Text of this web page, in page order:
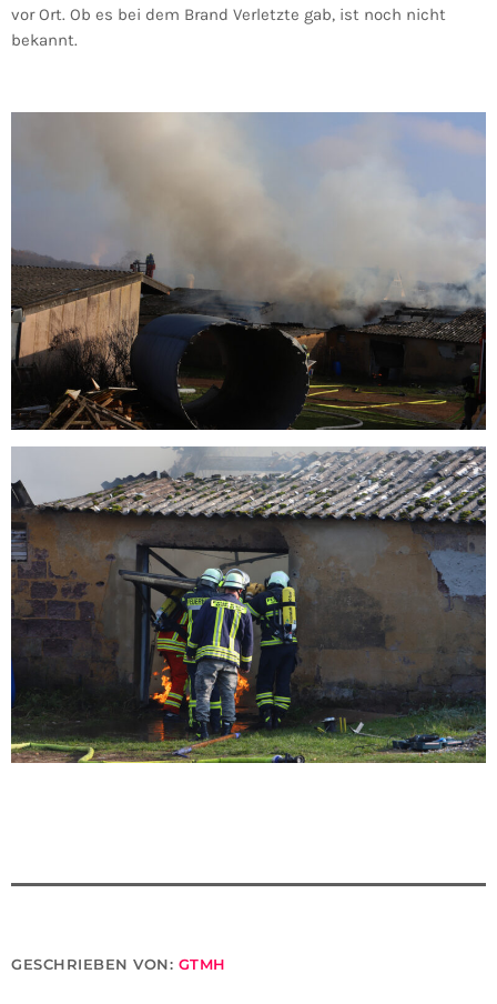
vor Ort. Ob es bei dem Brand Verletzte gab, ist noch nicht
bekannt.
GESCHRIEBEN VON: GTMH